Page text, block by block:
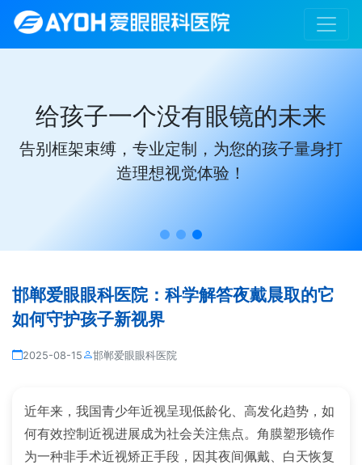
给孩子一个没有眼镜的未来
告别框架束缚，专业定制，为您的孩子量身打
造理想视觉体验！
邯郸爱眼眼科医院：科学解答夜戴晨取的它
如何守护孩子新视界
2025-08-15 邯郸爱眼眼科医院
近年来，我国青少年近视呈现低龄化、高发化趋势，如
何有效控制近视进展成为社会关注焦点。角膜塑形镜作
为一种非手术近视矫正手段，因其夜间佩戴、白天恢复